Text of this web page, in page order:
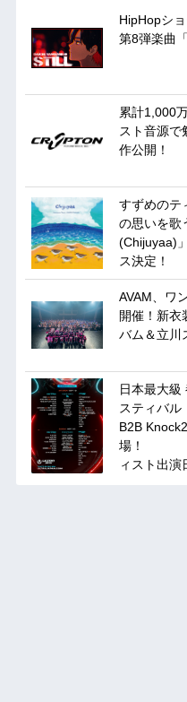
HipHopシ
第8弾楽曲
累計1,000
スト音源で
作公開！
すずめのテ
の思いを歌
(Chijuyaa)
ス決定！
AVAM、ワ
開催！新衣
バム＆立川
日本最大級
スティ
B2B
場！ 「
ィスト出演